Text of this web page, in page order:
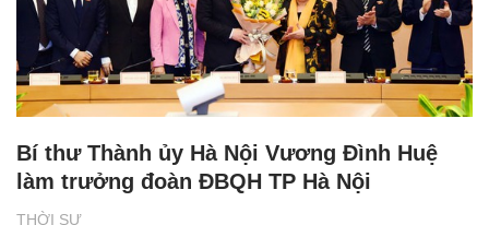
THỜI SỰ
Bí thư Thành ủy Hà Nội Vương Đình Huệ
làm trưởng đoàn ĐBQH TP Hà Nội